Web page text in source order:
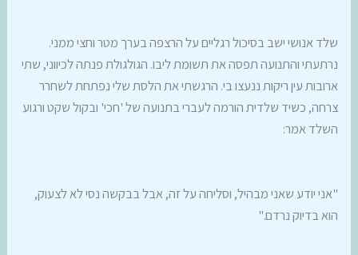
שלד אנושי ישב בסיכול רגליים על הרצפה בערך מטר וחצי ממני.
נרתעתי והתנועה תפסה את תשומת ליבו. הגולגולת פנתה לכיווני, שתי
ארובות עין ריקות ננעצו בי. הרגשתי את הלסת שלי נפתחת לשחרר
צרחה, כשיד שלדית הורמה לעברי בתנועה של 'חכי' ובקול שקט ורגוע
השלד אמר:
"אני יודע שאני מבהיל, וסליחה על זה, אבל בבקשה נסי לא לצעוק,
הוא בדיוק נרדם."